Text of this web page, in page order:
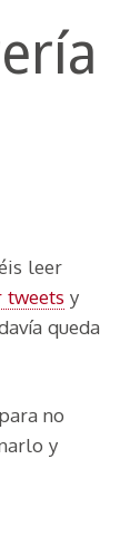
leer
tweets y
queda
no
y